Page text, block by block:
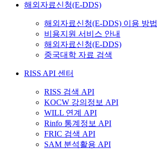
해외자료신청(E-DDS)
해외자료신청(E-DDS) 이용 방법
비용지원 서비스 안내
해외자료신청(E-DDS)
중국대학 자료 검색
RISS API 센터
RISS 검색 API
KOCW 강의정보 API
WILL 연계 API
Rinfo 통계정보 API
FRIC 검색 API
SAM 분석활용 API